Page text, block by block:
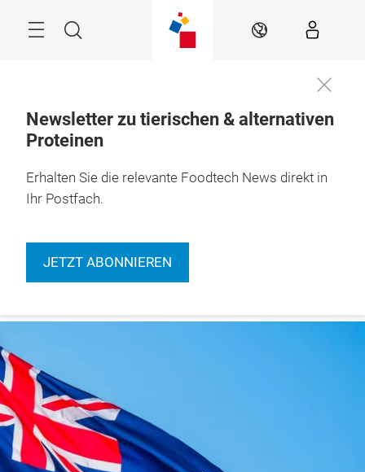
Suche DE
Newsletter zu tierischen & alternativen
Proteinen
Erhalten Sie die relevante Foodtech News direkt in
Ihr Postfach.
JETZT ABONNIEREN